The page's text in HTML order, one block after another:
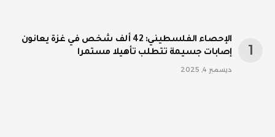
الإحصاء الفلسطيني: 42 ألف شخص في غزة يعانون
إصابات جسيمة تتطلب تأهيلا مستمرا
ديسمبر 4, 2025